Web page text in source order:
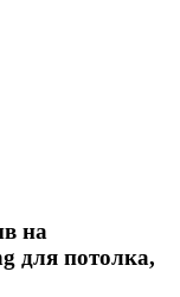
на
для потолка,